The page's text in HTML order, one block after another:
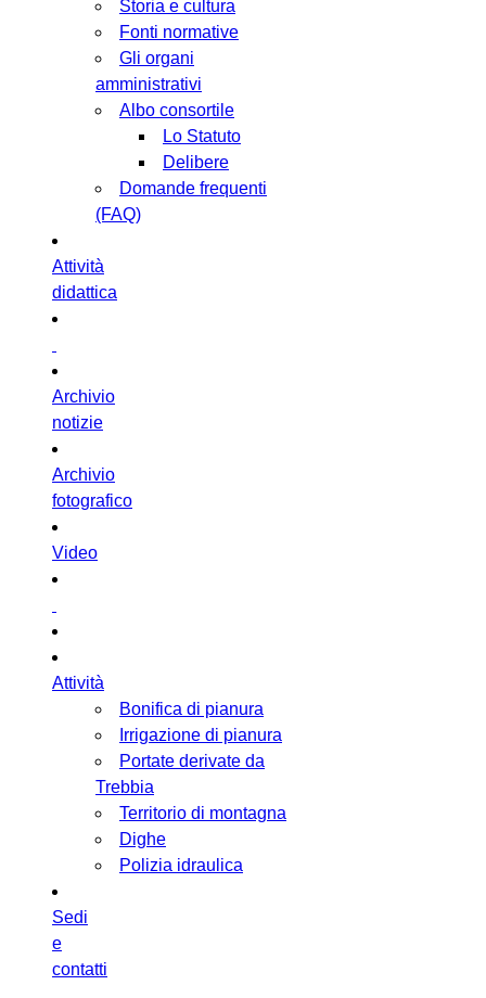
Storia e cultura
Fonti normative
Gli organi
amministrativi
Albo consortile
Lo Statuto
Delibere
Domande frequenti
(FAQ)
Attività
didattica
Archivio
notizie
Archivio
fotografico
Video
Attività
Bonifica di pianura
Irrigazione di pianura
Portate derivate da
Trebbia
Territorio di montagna
Dighe
Polizia idraulica
Sedi
e
contatti